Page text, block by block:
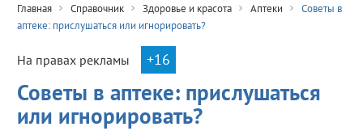
Главная Справочник Здоровье и красота Аптеки
Советы в
аптеке: прислушаться или игнорировать?
На правах рекламы +16
Советы в аптеке: прислушаться
или игнорировать?